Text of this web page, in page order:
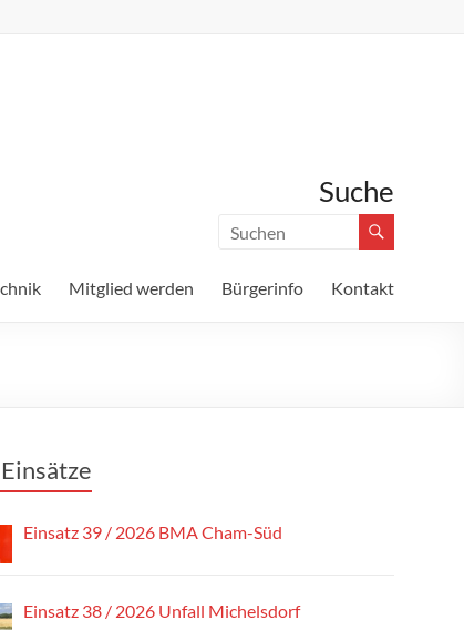
Suche
Mitglied werden Bürgerinfo Kontakt
Einsatz 39 / 2026 BMA Cham-Süd
Einsatz 38 / 2026 Unfall Michelsdorf